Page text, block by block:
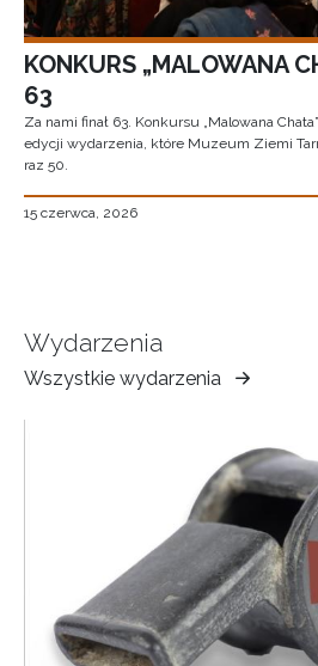
KONKURS „MALOWANA
63
Za nami finał 63. Konkursu „Malowana
edycji wydarzenia, które Muzeum Ziemi
raz 50.
15 czerwca, 2026
Wydarzenia
Wszystkie wydarzenia
Muzeum
Ziemi